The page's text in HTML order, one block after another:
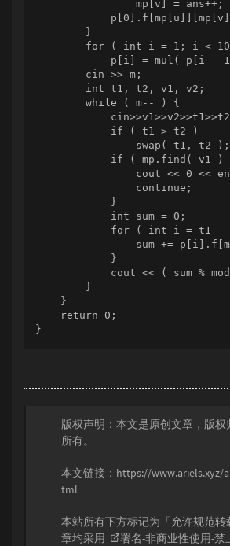
                mp[v] = ans++;
        }
for ( int i = 1; i <
p[i] = mul( p[i -
        cin >> m;
        int t1, t2, v1, v2;
        while ( m-- ) {
            if ( t1 > t2 )
                swap( t1, t2 );
if ( mp.find( v1 )
cout << 0 <<
                continue;
            }
            int sum = 0;
for ( int i = t1 -
sum +=
            }
cout << ( sum %
        }
    }
    return 0;
}
版权声明：本文是原创文章，版权
所有。
本文链接： https://www.ariels.xyz/
tml
本站所有下方标记为「允许规范转
章均采用
署名-非商业性使用-禁